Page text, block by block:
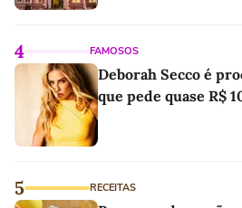
4 FAMOSOS
Deborah Secco é
que pede quase R$
5 RECEITAS